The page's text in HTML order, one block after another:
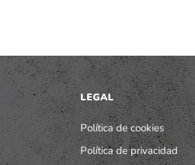
LEGAL
Política de cookies
Política de privacidad